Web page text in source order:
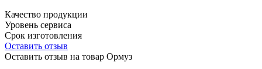
Качество продукции
Уровень сервиса
Срок изготовления
Оставить отзыв
Оставить отзыв на товар Ормуз